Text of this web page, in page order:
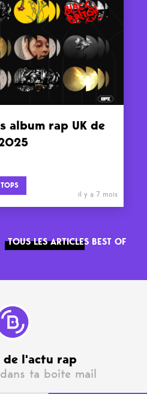
album rap UK de
TOPS
il y a 7 mois
TOUS LES ARTICLES BEST OF
de l'actu rap
ta boite mail